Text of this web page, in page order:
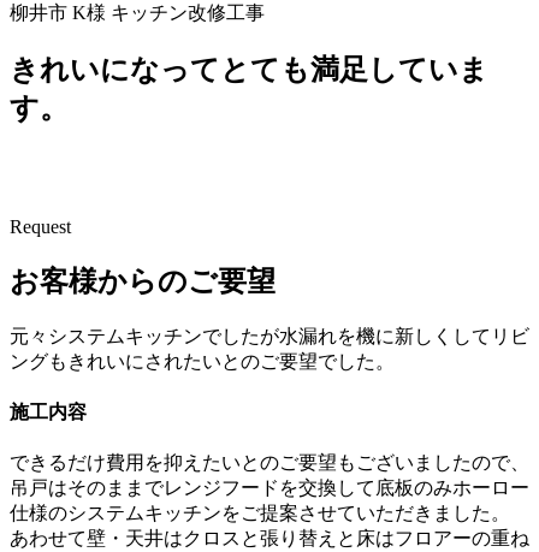
柳井市 K様 キッチン改修工事
きれいになってとても満足していま
す。
Request
お客様からのご要望
元々システムキッチンでしたが水漏れを機に新しくしてリビ
ングもきれいにされたいとのご要望でした。
施工内容
できるだけ費用を抑えたいとのご要望もございましたので、
吊戸はそのままでレンジフードを交換して底板のみホーロー
仕様のシステムキッチンをご提案させていただきました。
あわせて壁・天井はクロスと張り替えと床はフロアーの重ね